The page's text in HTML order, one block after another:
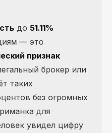
до 51.11%
— это
признак
брокер или
таких
без огромных
для
увидел цифру